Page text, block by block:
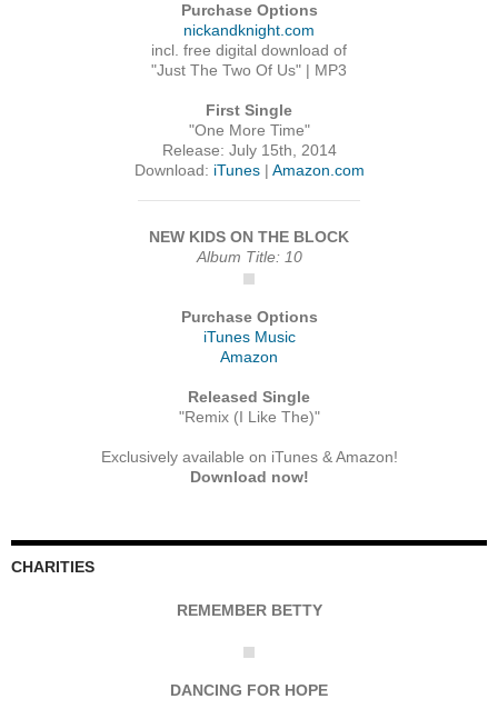
Purchase Options
nickandknight.com
incl. free digital download of
"Just The Two Of Us" | MP3
First Single
"One More Time"
Release: July 15th, 2014
Download: iTunes| Amazon.com
NEW KIDS ON THE BLOCK
Album Title: 10
Purchase Options
iTunes Music
Amazon
Released Single
"Remix (I Like The)"
Exclusively available on iTunes & Amazon!
Download now!
CHARITIES
REMEMBER BETTY
DANCING FOR HOPE